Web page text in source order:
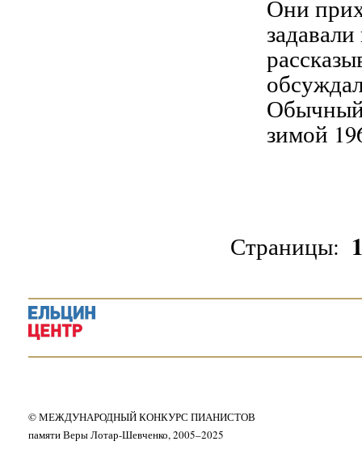
Они
Обычный
зимой
Страницы: 1
© МЕЖДУНАРОДНЫЙ КОНКУРС ПИАНИСТОВ
памяти Веры Лотар-Шевченко, 2005–2025